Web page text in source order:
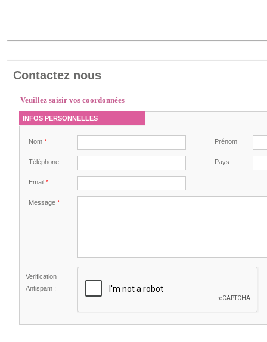
Contactez nous
Veuillez saisir vos coordonnées
INFOS PERSONNELLES
Nom * Prénom
Téléphone Pays
Email *
Message *
Verification
Antispam :